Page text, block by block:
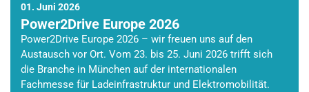
01. Juni 2026
Power2Drive Europe 2026
Power2Drive Europe 2026 – wir freuen uns auf den
Austausch vor Ort. Vom 23. bis 25. Juni 2026 trifft sich
die Branche in München auf der internationalen
Fachmesse für Ladeinfrastruktur und Elektromobilität.